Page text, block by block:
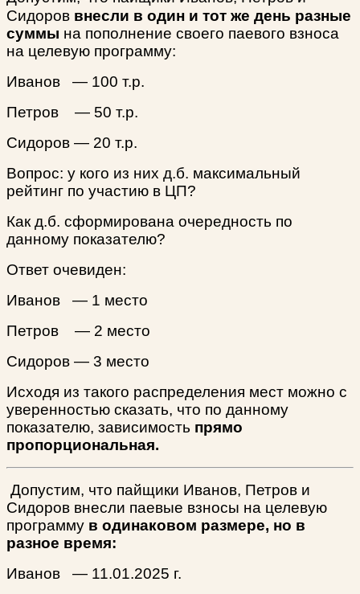
Сидоров внесли в один и тот же день разные
суммы на пополнение своего паевого взноса
на целевую программу:
Иванов — 100 т.р.
Петров — 50 т.р.
Сидоров — 20 т.р.
Вопрос: у кого из них д.б. максимальный
рейтинг по участию в ЦП?
Как д.б. сформирована очередность по
данному показателю?
Ответ очевиден:
Иванов — 1 место
Петров — 2 место
Сидоров — 3 место
Исходя из такого распределения мест можно с
уверенностью сказать, что по данному
показателю, зависимость прямо
пропорциональная.
Допустим, что пайщики Иванов, Петров и
Сидоров внесли паевые взносы на целевую
программу в одинаковом размере, но в
разное время:
Иванов — 11.01.2025 г.